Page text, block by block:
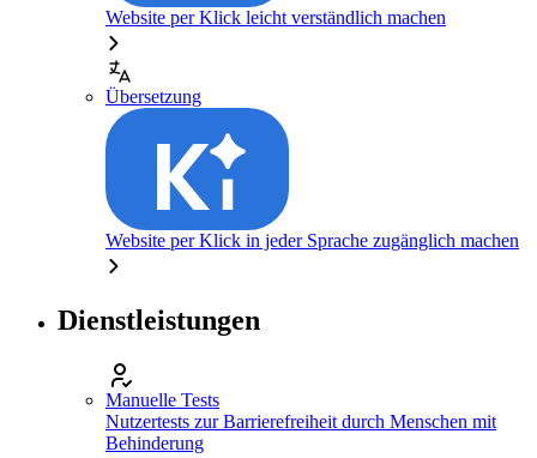
Website per Klick leicht verständlich machen
Übersetzung
Website per Klick in jeder Sprache zugänglich machen
Dienstleistungen
Manuelle Tests
Nutzertests zur Barrierefreiheit durch Menschen mit
Behinderung